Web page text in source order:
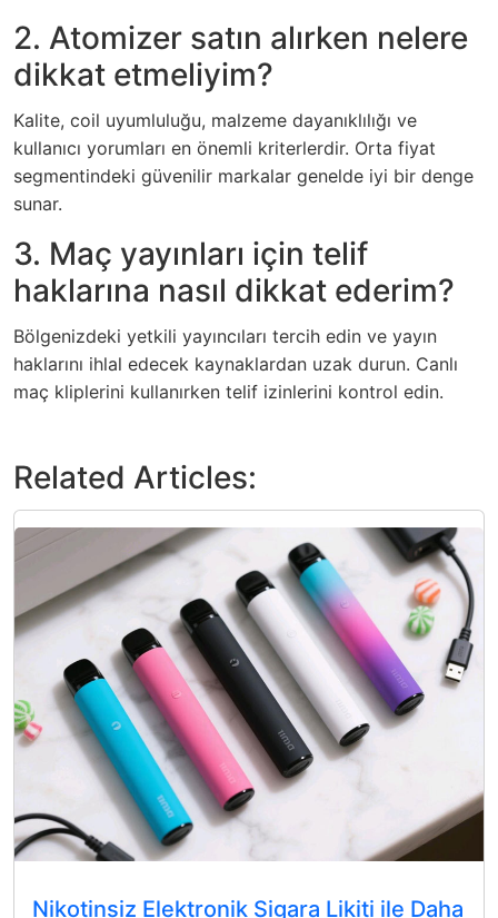
2. Atomizer satın alırken nelere
dikkat etmeliyim?
Kalite, coil uyumluluğu, malzeme dayanıklılığı ve
kullanıcı yorumları en önemli kriterlerdir. Orta fiyat
segmentindeki güvenilir markalar genelde iyi bir denge
sunar.
3. Maç yayınları için telif
haklarına nasıl dikkat ederim?
Bölgenizdeki yetkili yayıncıları tercih edin ve yayın
haklarını ihlal edecek kaynaklardan uzak durun. Canlı
maç kliplerini kullanırken telif izinlerini kontrol edin.
Related Articles:
Nikotinsiz Elektronik Sigara Likiti ile Daha